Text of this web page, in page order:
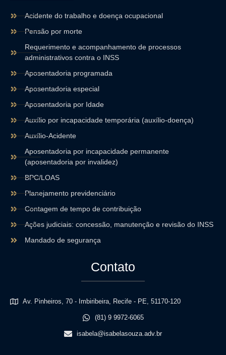
Acidente do trabalho e doença ocupacional
Pensão por morte
Requerimento e acompanhamento de processos
administrativos contra o INSS
Aposentadoria programada
Aposentadoria especial
Aposentadoria por Idade
Auxílio por incapacidade temporária (auxílio-doença)
Auxílio-Acidente
Aposentadoria por incapacidade permanente
(aposentadoria por invalidez)
BPC/LOAS
Planejamento previdenciário
Contagem de tempo de contribuição
Ações judiciais: concessão, manutenção e revisão do INSS
Mandado de segurança
Contato
Av. Pinheiros, 70 - Imbiribeira, Recife - PE, 51170-120
(81) 9 9972-6065
isabela@isabelasouza.adv.br